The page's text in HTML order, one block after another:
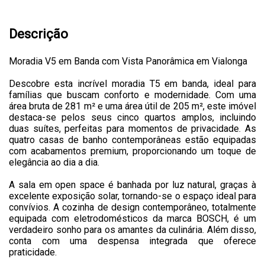
Descrição
Moradia V5 em Banda com Vista Panorâmica em Vialonga
Descobre esta incrível moradia T5 em banda, ideal para
famílias que buscam conforto e modernidade. Com uma
área bruta de 281 m² e uma área útil de 205 m², este imóvel
destaca-se pelos seus cinco quartos amplos, incluindo
duas suítes, perfeitas para momentos de privacidade. As
quatro casas de banho contemporâneas estão equipadas
com acabamentos premium, proporcionando um toque de
elegância ao dia a dia.
A sala em open space é banhada por luz natural, graças à
excelente exposição solar, tornando-se o espaço ideal para
convívios. A cozinha de design contemporâneo, totalmente
equipada com eletrodomésticos da marca BOSCH, é um
verdadeiro sonho para os amantes da culinária. Além disso,
conta com uma despensa integrada que oferece
praticidade.